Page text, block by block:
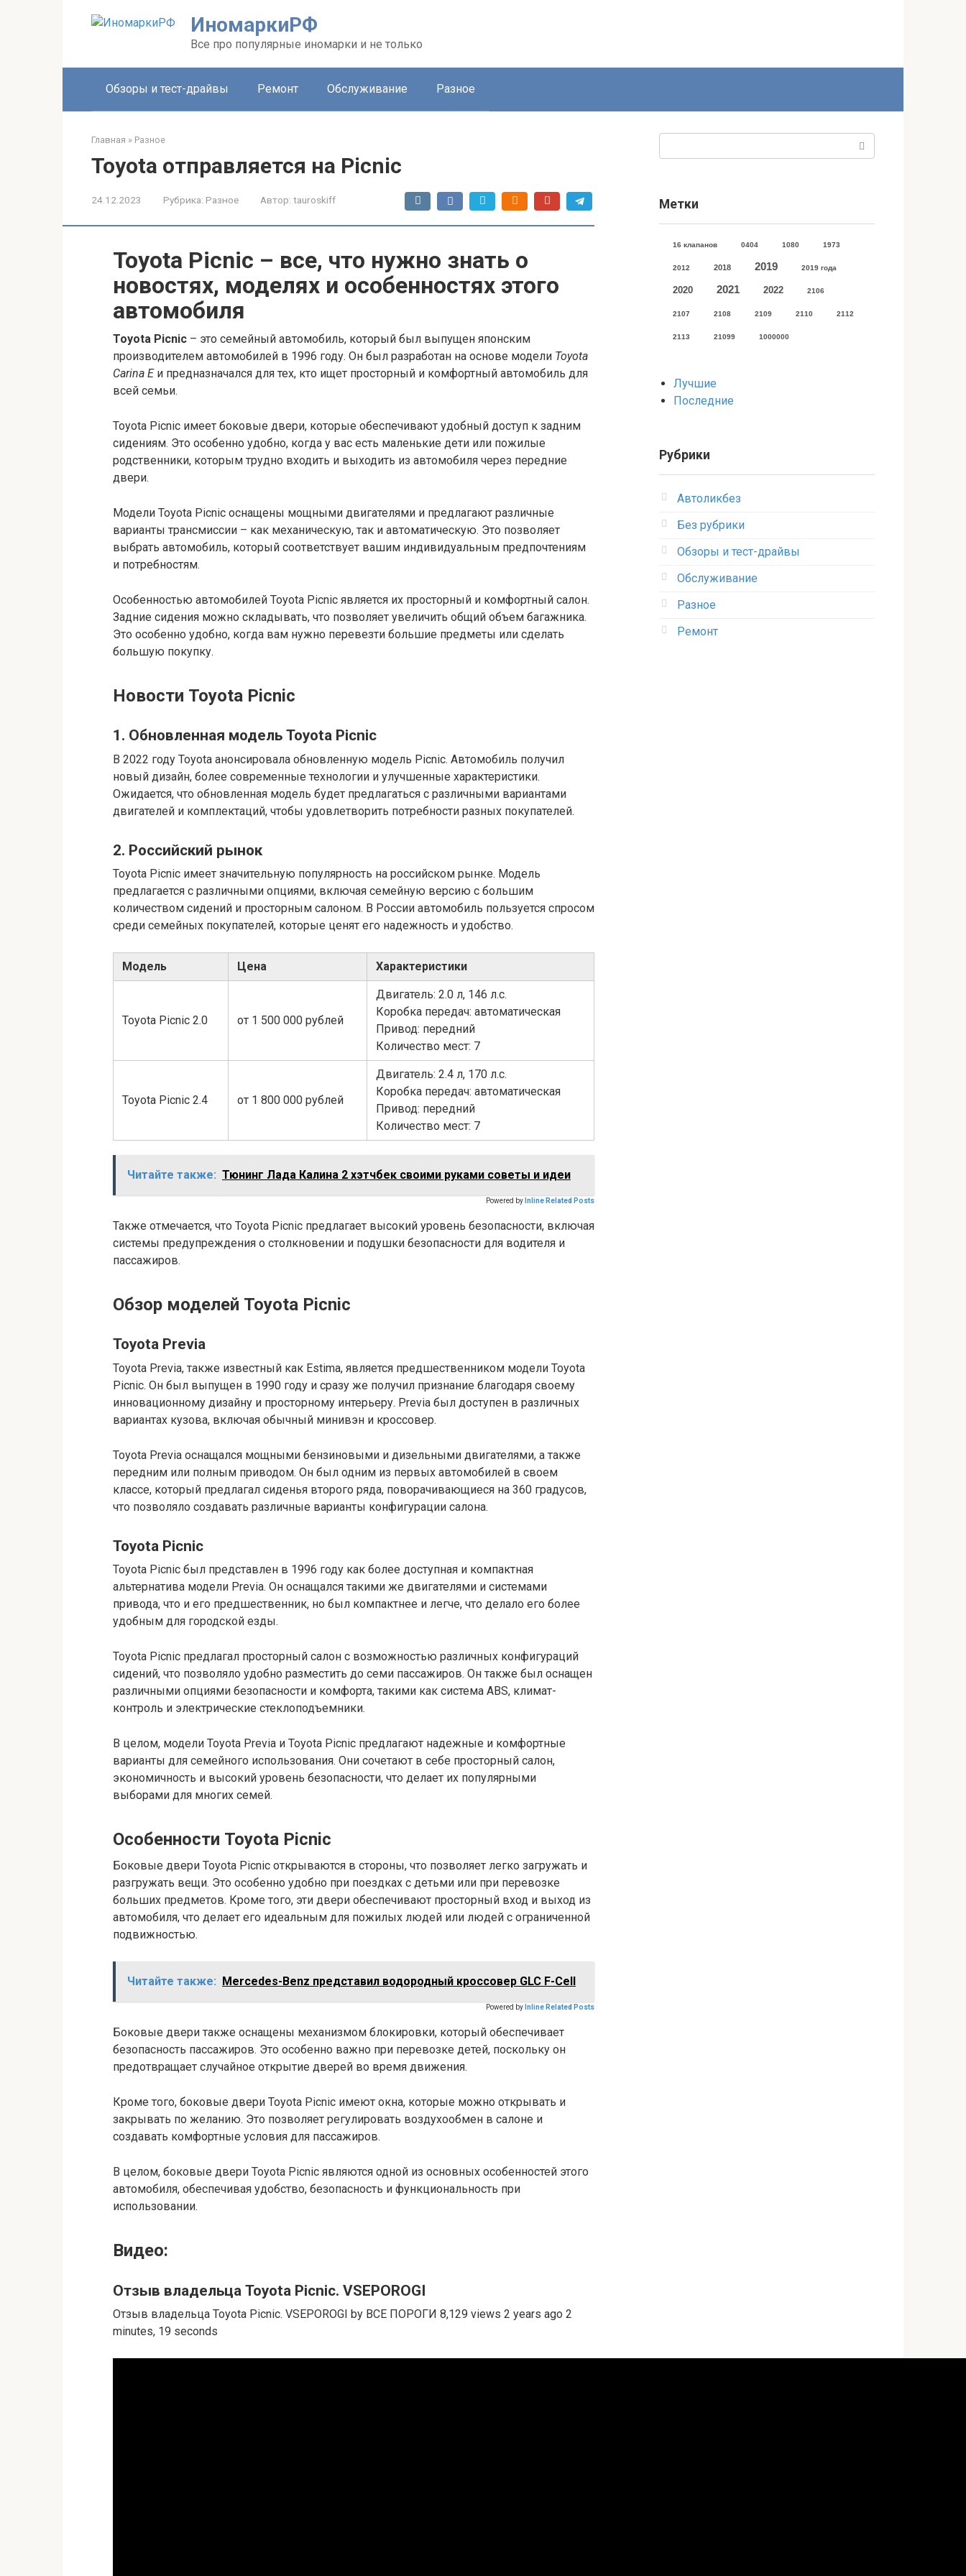
ИномаркиРФ
Все про популярные иномарки и не только
Обзоры и тест-драйвы Ремонт Обслуживание Разное
Главная » Разное
Toyota отправляется на Picnic
24.12.2023 Рубрика: Разное Автор: tauroskiff
Toyota Picnic – все, что нужно знать о
новостях, моделях и особенностях этого
автомобиля
Toyota Picnic – это семейный автомобиль, который был выпущен японским
производителем автомобилей в 1996 году. Он был разработан на основе модели Toyota
Carina Eи предназначался для тех, кто ищет просторный и комфортный автомобиль для
всей семьи.
Toyota Picnic имеет боковые двери, которые обеспечивают удобный доступ к задним
сидениям. Это особенно удобно, когда у вас есть маленькие дети или пожилые
родственники, которым трудно входить и выходить из автомобиля через передние
двери.
Модели Toyota Picnic оснащены мощными двигателями и предлагают различные
варианты трансмиссии – как механическую, так и автоматическую. Это позволяет
выбрать автомобиль, который соответствует вашим индивидуальным предпочтениям
и потребностям.
Особенностью автомобилей Toyota Picnic является их просторный и комфортный салон.
Задние сидения можно складывать, что позволяет увеличить общий объем багажника.
Это особенно удобно, когда вам нужно перевезти большие предметы или сделать
большую покупку.
Новости Toyota Picnic
1. Обновленная модель Toyota Picnic
В 2022 году Toyota анонсировала обновленную модель Picnic. Автомобиль получил
новый дизайн, более современные технологии и улучшенные характеристики.
Ожидается, что обновленная модель будет предлагаться с различными вариантами
двигателей и комплектаций, чтобы удовлетворить потребности разных покупателей.
2. Российский рынок
Toyota Picnic имеет значительную популярность на российском рынке. Модель
предлагается с различными опциями, включая семейную версию с большим
количеством сидений и просторным салоном. В России автомобиль пользуется спросом
среди семейных покупателей, которые ценят его надежность и удобство.
Модель Цена Характеристики
Toyota Picnic 2.0 от 1 500 000 рублей
Двигатель: 2.0 л, 146 л.с.
Коробка передач: автоматическая
Привод: передний
Количество мест: 7
Toyota Picnic 2.4 от 1 800 000 рублей
Двигатель: 2.4 л, 170 л.с.
Коробка передач: автоматическая
Привод: передний
Количество мест: 7
Читайте также: Тюнинг Лада Калина 2 хэтчбек своими руками советы и идеи
Powered by Inline Related Posts
Также отмечается, что Toyota Picnic предлагает высокий уровень безопасности, включая
системы предупреждения о столкновении и подушки безопасности для водителя и
пассажиров.
Обзор моделей Toyota Picnic
Toyota Previa
Toyota Previa, также известный как Estima, является предшественником модели Toyota
Picnic. Он был выпущен в 1990 году и сразу же получил признание благодаря своему
инновационному дизайну и просторному интерьеру. Previa был доступен в различных
вариантах кузова, включая обычный минивэн и кроссовер.
Toyota Previa оснащался мощными бензиновыми и дизельными двигателями, а также
передним или полным приводом. Он был одним из первых автомобилей в своем
классе, который предлагал сиденья второго ряда, поворачивающиеся на 360 градусов,
что позволяло создавать различные варианты конфигурации салона.
Toyota Picnic
Toyota Picnic был представлен в 1996 году как более доступная и компактная
альтернатива модели Previa. Он оснащался такими же двигателями и системами
привода, что и его предшественник, но был компактнее и легче, что делало его более
удобным для городской езды.
Toyota Picnic предлагал просторный салон с возможностью различных конфигураций
сидений, что позволяло удобно разместить до семи пассажиров. Он также был оснащен
различными опциями безопасности и комфорта, такими как система ABS, климат-
контроль и электрические стеклоподъемники.
В целом, модели Toyota Previa и Toyota Picnic предлагают надежные и комфортные
варианты для семейного использования. Они сочетают в себе просторный салон,
экономичность и высокий уровень безопасности, что делает их популярными
выборами для многих семей.
Особенности Toyota Picnic
Боковые двери Toyota Picnic открываются в стороны, что позволяет легко загружать и
разгружать вещи. Это особенно удобно при поездках с детьми или при перевозке
больших предметов. Кроме того, эти двери обеспечивают просторный вход и выход из
автомобиля, что делает его идеальным для пожилых людей или людей с ограниченной
подвижностью.
Читайте также: Mercedes-Benz представил водородный кроссовер GLC F-Cell
Powered by Inline Related Posts
Боковые двери также оснащены механизмом блокировки, который обеспечивает
безопасность пассажиров. Это особенно важно при перевозке детей, поскольку он
предотвращает случайное открытие дверей во время движения.
Кроме того, боковые двери Toyota Picnic имеют окна, которые можно открывать и
закрывать по желанию. Это позволяет регулировать воздухообмен в салоне и
создавать комфортные условия для пассажиров.
В целом, боковые двери Toyota Picnic являются одной из основных особенностей этого
автомобиля, обеспечивая удобство, безопасность и функциональность при
использовании.
Видео:
Отзыв владельца Toyota Picnic. VSEPOROGI
Отзыв владельца Toyota Picnic. VSEPOROGI by ВСЕ ПОРОГИ 8,129 views 2 years ago 2
minutes, 19 seconds
Метки
16 клапанов 0404 1080 1973
2012 2018 2019 2019 года
2020 2021 2022 2106
2107 2108 2109 2110 2112
2113 21099 1000000
Лучшие
Последние
Рубрики
Автоликбез
Без рубрики
Обзоры и тест-драйвы
Обслуживание
Разное
Ремонт